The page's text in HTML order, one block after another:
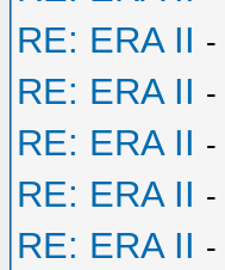
RE: ERA II -
RE: ERA II -
RE: ERA II -
RE: ERA II -
RE: ERA II -